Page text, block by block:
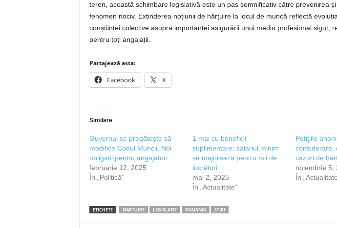
teren, această schimbare legislativă este un pas semnificativ către prevenirea
fenomen nociv. Extinderea noțiunii de hărțuire la locul de muncă reflectă
conștiinței colective asupra importanței asigurării unui mediu profesional sigur,
pentru toți angajații.
Partajează asta:
Facebook X
Similare
Guvernul se pregătește să
modifice Codul Muncii. Noi
obligații pentru angajatori
februarie 12, 2025
În „Politică”
1 mai cu beneficii
suplimentare: salariul minim
se majorează pentru mii de
lucrători
mai 2, 2025
În „Actualitate”
Petiţiile
considerare,
cazuri de
noiembrie 5,
În
ETICHETE HARTUIRE LEGISLATIE ROMANIA STIRI